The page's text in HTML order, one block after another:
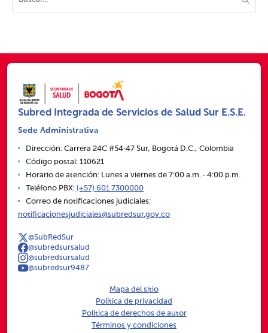
Subred Integrada de Servicios de Salud Sur E.S.E.
Sede Administrativa
Dirección: Carrera 24C #54‑47 Sur, Bogotá D.C., Colombia
Código postal: 110621
Horario de atención: Lunes a viernes de 7:00 a.m. ‑ 4:00 p.m.
Teléfono PBX: (+57) 601 7300000
Correo de notificaciones judiciales:
notificacionesjudiciales@subredsur.gov.co
@SubRedSur
@subredsursalud
@subredsursalud
@subredsur9487
Mapa del sitio
Política de privacidad
Política de derechos de autor
Términos y condiciones